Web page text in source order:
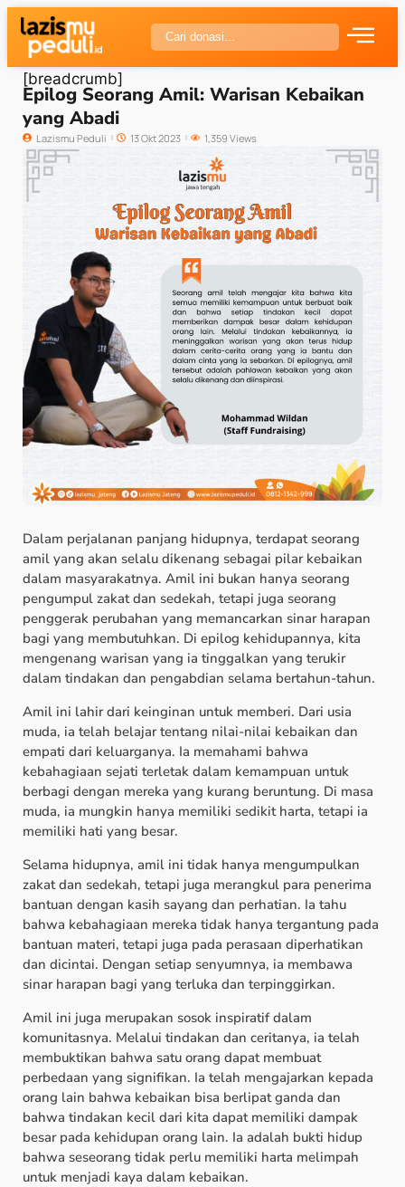
[breadcrumb]
Epilog Seorang Amil: Warisan Kebaikan
yang Abadi
Lazismu Peduli 13 Okt 2023 1,359 Views
Dalam perjalanan panjang hidupnya, terdapat seorang
amil yang akan selalu dikenang sebagai pilar kebaikan
dalam masyarakatnya. Amil ini bukan hanya seorang
pengumpul zakat dan sedekah, tetapi juga seorang
penggerak perubahan yang memancarkan sinar harapan
bagi yang membutuhkan. Di epilog kehidupannya, kita
mengenang warisan yang ia tinggalkan yang terukir
dalam tindakan dan pengabdian selama bertahun-tahun.
Amil ini lahir dari keinginan untuk memberi. Dari usia
muda, ia telah belajar tentang nilai-nilai kebaikan dan
empati dari keluarganya. Ia memahami bahwa
kebahagiaan sejati terletak dalam kemampuan untuk
berbagi dengan mereka yang kurang beruntung. Di masa
muda, ia mungkin hanya memiliki sedikit harta, tetapi ia
memiliki hati yang besar.
Selama hidupnya, amil ini tidak hanya mengumpulkan
zakat dan sedekah, tetapi juga merangkul para penerima
bantuan dengan kasih sayang dan perhatian. Ia tahu
bahwa kebahagiaan mereka tidak hanya tergantung pada
bantuan materi, tetapi juga pada perasaan diperhatikan
dan dicintai. Dengan setiap senyumnya, ia membawa
sinar harapan bagi yang terluka dan terpinggirkan.
Amil ini juga merupakan sosok inspiratif dalam
komunitasnya. Melalui tindakan dan ceritanya, ia telah
membuktikan bahwa satu orang dapat membuat
perbedaan yang signifikan. Ia telah mengajarkan kepada
orang lain bahwa kebaikan bisa berlipat ganda dan
bahwa tindakan kecil dari kita dapat memiliki dampak
besar pada kehidupan orang lain. Ia adalah bukti hidup
bahwa seseorang tidak perlu memiliki harta melimpah
untuk menjadi kaya dalam kebaikan.